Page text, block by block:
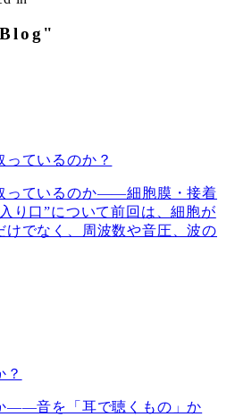
ているのか？
っているのか――細胞膜・接着
り口”について前回は、細胞が
けでなく、周波数や音圧、波の
？
――音を「耳で聴くもの」か